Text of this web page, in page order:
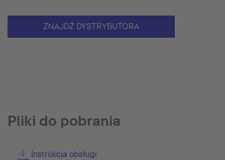
ZNAJDŹ DYSTRYBUTORA
Pliki do pobrania
Instrukcja obsługi